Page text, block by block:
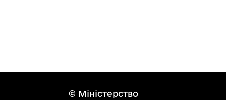
© Міністерство